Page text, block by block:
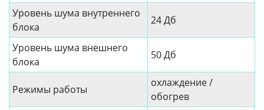
Уровень шума внутреннего
блока
24 Дб
Уровень шума внешнего
блока
50 Дб
Режимы работы
охлаждение /
обогрев